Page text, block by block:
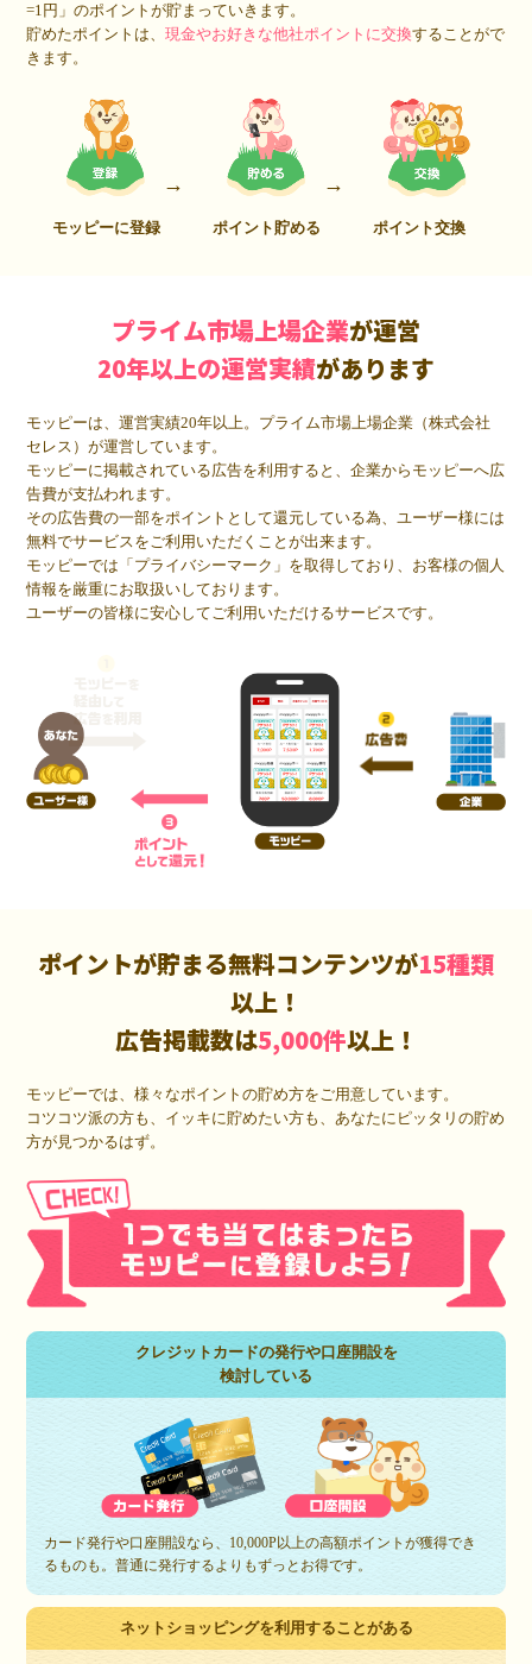
=1円」のポイントが貯まっていきます。
貯めたポイントは、現金やお好きな他社ポイントに交換することがで
きます。
モッピーに登録 ポイント貯める ポイント交換
プライム市場上場企業が運営
20年以上の運営実績があります
モッピーは、運営実績20年以上。プライム市場上場企業（株式会社
セレス）が運営しています。
モッピーに掲載されている広告を利用すると、企業からモッピーへ広
告費が支払われます。
その広告費の一部をポイントとして還元している為、ユーザー様には
無料でサービスをご利用いただくことが出来ます。
モッピーでは「プライバシーマーク」を取得しており、お客様の個人
情報を厳重にお取扱いしております。
ユーザーの皆様に安心してご利用いただけるサービスです。
ポイントが貯まる無料コンテンツが15種類
以上！
広告掲載数は5,000件以上！
モッピーでは、様々なポイントの貯め方をご用意しています。
コツコツ派の方も、イッキに貯めたい方も、あなたにピッタリの貯め
方が見つかるはず。
クレジットカードの発行や口座開設を
検討している
カード発行や口座開設なら、10,000P以上の高額ポイントが獲得でき
るものも。普通に発行するよりもずっとお得です。
ネットショッピングを利用することがある